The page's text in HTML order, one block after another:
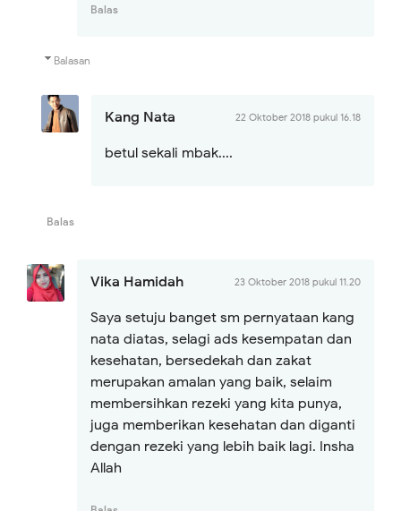
Balas
Balasan
Kang Nata 22 Oktober 2018 pukul 16.18
betul sekali mbak....
Balas
Vika Hamidah 23 Oktober 2018 pukul 11.20
Saya setuju banget sm pernyataan kang
nata diatas, selagi ads kesempatan dan
kesehatan, bersedekah dan zakat
merupakan amalan yang baik, selaim
membersihkan rezeki yang kita punya,
juga memberikan kesehatan dan diganti
dengan rezeki yang lebih baik lagi. Insha
Allah